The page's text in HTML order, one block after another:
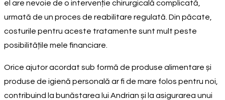
el are nevoie de o intervenție chirurgicală complicată,
urmată de un proces de reabilitare regulată. Din păcate,
costurile pentru aceste tratamente sunt mult peste
posibilitățile mele financiare.
Orice ajutor acordat sub formă de produse alimentare și
produse de igienă personală ar fi de mare folos pentru noi,
contribuind la bunăstarea lui Andrian și la asigurarea unui